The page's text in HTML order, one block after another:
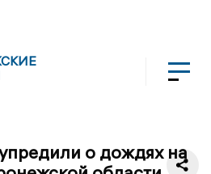
о дождях на